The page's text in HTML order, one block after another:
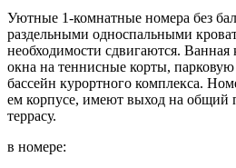
Уютные 1-комнатные номера без
раздельными односпальными
необходимости сдвигаются.
окна на теннисные корты,
бассейн курортного комплекса.
ем корпусе, имеют выход на общий
террасу.
в номере: